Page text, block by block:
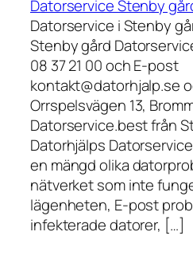
Datorservice Stenby
Datorservice i Stenby
Stenby gård
08 37 21 00 och E-post
kontakt@datorhjalp.se
Orrspelsvägen 13,
Datorservice.best från
Datorhjälps
en mängd olika
nätverket som inte
lägenheten, E-post
infekterade datorer, […]